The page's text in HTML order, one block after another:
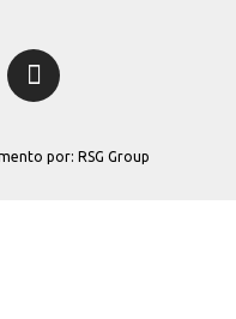
por: RSG Group